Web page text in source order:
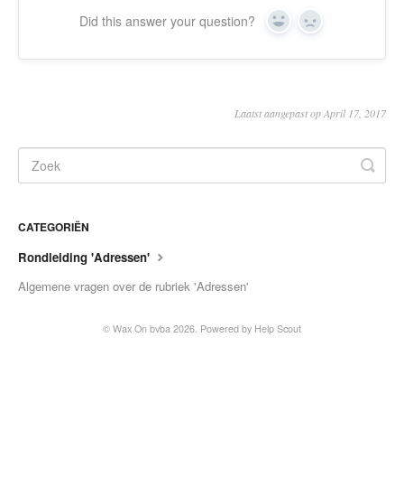
Did this answer your question? Yes No
Laatst aangepast op April 17, 2017
CATEGORIËN
Rondleiding 'Adressen'
Algemene vragen over de rubriek 'Adressen'
© Wax On bvba 2026. Powered by Help Scout